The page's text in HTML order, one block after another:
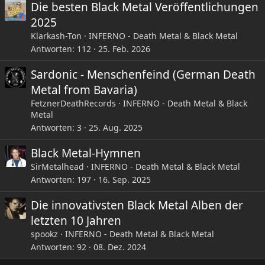
generisch wie der Rest klingt (die "Transcend the Rubicon"
ist auch noch okay).
Vor allem "Foetus Noose" und das Anvil-Cover "Forged In
Fire" haben es mir hier angetan.
Abhorrence - Evoking The Abomination (2000)
Ich bin zwar kein Freund von übermäßig nachbearbeiteten
und elektronisch geradegebogenen Drums (das gehört in
den Breakcore und Techno - wo das eh meist
Drumcomputer sind) aber bei der Platte kann ich mir den
Drumsound garnicht anders vorstellen.
Abhorrence waren zwar theoretisch "nur" eine von vielen
Tech-Death-Bands, die Songs sind aber so mitreissend
geschrieben, dass es die Band locker über das übliche
Niveau gehoben hat. Und das schon vor 23 Jahren.
Desultory - Bitterness (1994)
Schwedischer Melodic Death Metal bevor der sich in
diesen langweiligen Göteborg-Sound verwandelt hat.
Desultory verbinden hier ihre klassischen Schwedentod
von der Vorgängerplatte mit ihrem neuentdeckten Hang
Die besten Black Metal Veröffentlichungen
2025
Klarkash-Ton
INFERNO - Death Metal & Black Metal
Antworten 112 25. Feb. 2026
Sardonic - Menschenfeind (German Death
Metal from Bavaria)
FetznerDeathRecords
INFERNO - Death Metal & Black
Metal
Antworten 3 25. Aug. 2025
Black Metal-Hymnen
SirMetalhead
INFERNO - Death Metal & Black Metal
Antworten 197 16. Sep. 2025
Die innovativsten Black Metal Alben der
letzten 10 Jahren
spookz
INFERNO - Death Metal & Black Metal
Antworten 92 08. Dez. 2024